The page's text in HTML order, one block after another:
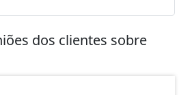
dos clientes sobre